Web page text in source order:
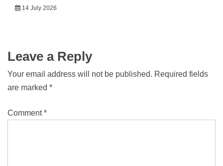
14 July 2026
Leave a Reply
Your email address will not be published. Required fields
are marked *
Comment*